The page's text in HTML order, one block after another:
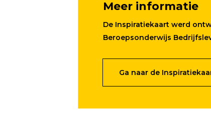
Meer informatie
De Inspiratiekaart werd
Beroepsonderwijs
Ga naar de